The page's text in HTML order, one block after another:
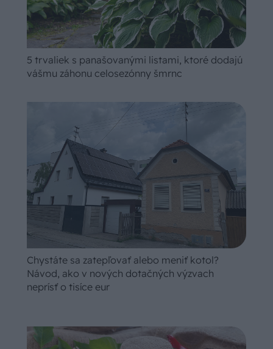
5 trvaliek s panašovanými listami, ktoré dodajú
vášmu záhonu celosezónny šmrnc
Chystáte sa zatepľovať alebo meniť kotol?
Návod, ako v nových dotačných výzvach
neprísť o tisíce eur